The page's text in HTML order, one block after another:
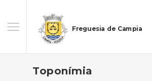
Freguesia de Campia
Toponímia